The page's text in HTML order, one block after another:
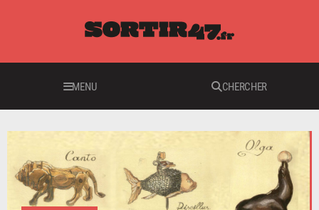
MENU CHERCHER